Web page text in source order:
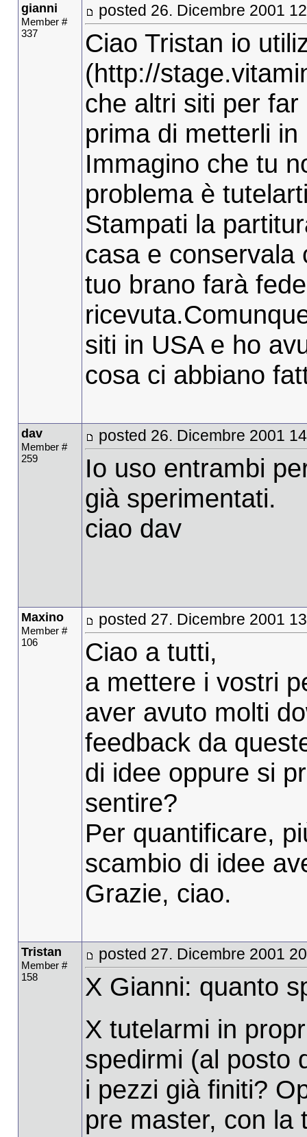
gianni
Member #
337
posted 26. Dicembre 2001
Ciao Tristan io
(http://
che altri siti per
prima di metterli
Immagino che tu
problema è
Stampati la
casa e conservala
tuo brano farà
siti in USA e ho
cosa ci abbiano
dav
Member #
259
posted 26. Dicembre 2001
Io uso entrambi
già sperimentati.
ciao dav
Maxino
Member #
106
posted 27. Dicembre 2001
Ciao a tutti,
a mettere i vostri
aver avuto molti
feedback da
di idee oppure si
sentire?
Per quantificare,
scambio di idee
Grazie, ciao.
Tristan
Member #
158
posted 27. Dicembre 2001
X Gianni: quanto
X tutelarmi in
spedirmi (al posto
i pezzi già finiti?
pre master, con la